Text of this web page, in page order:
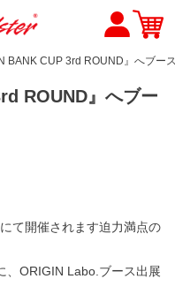
BANK CUP 3rd ROUND』へブー
ROUND』へブー
て開催されます迫力満点の
、ORIGIN Labo.ブース出展